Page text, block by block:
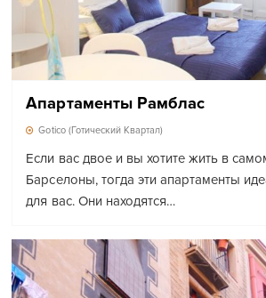
Апартаменты Рамблас
Gotico (Готический Квартал)
Если вас двое и вы хотите жить в
Барселоны, тогда эти апартаменты
для вас. Они находятся…